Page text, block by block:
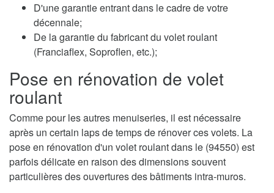
D'une garantie entrant dans le cadre de votre
décennale;
De la garantie du fabricant du volet roulant
(Franciaflex, Soproflen, etc.);
Pose en rénovation de volet
roulant
Comme pour les autres menuiseries, il est nécessaire
après un certain laps de temps de rénover ces volets. La
pose en rénovation d'un volet roulant dans le (94550) est
parfois délicate en raison des dimensions souvent
particulières des ouvertures des bâtiments intra-muros.